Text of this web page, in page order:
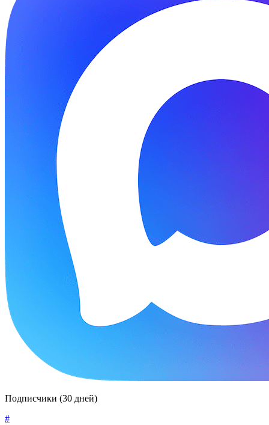
Подписчики (30 дней)
#